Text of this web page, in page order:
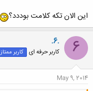
این الان تکه کلامت بوددد؟
6
.6.
کاربر حرفه ای کاربر ممتاز
May 9, 2014